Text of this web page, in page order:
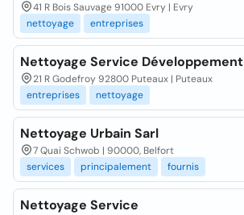
41 R Bois Sauvage 91000 Evry | Evry
nettoyage
entreprises
Nettoyage Service Développement
21 R Godefroy 92800 Puteaux | Puteaux
entreprises
nettoyage
Nettoyage Urbain Sarl
7 Quai Schwob | 90000, Belfort
services
principalement fournis
Nettoyage Service